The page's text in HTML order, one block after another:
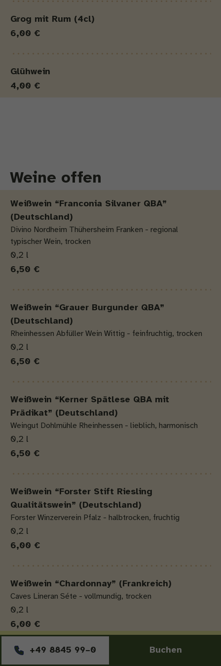
+49 8845 99–0 Buchen
Grog mit Rum (4cl)
6,00 €
Glühwein
4,00 €
Weine offen
Produkt
Menge
Preis
Weißwein “Franconia Silvaner QBA”
(Deutschland)
Divino Nordheim Thühersheim Franken - regional
typischer Wein, trocken
0,2 l
6,50 €
Weißwein “Grauer Burgunder QBA”
(Deutschland)
Rheinhessen Abfüller Wein Wittig - feinfruchtig, trocken
0,2 l
6,50 €
Weißwein “Kerner Spätlese QBA mit
Prädikat” (Deutschland)
Weingut Dohlmühle Rheinhessen - lieblich, harmonisch
0,2 l
6,50 €
Weißwein “Forster Stift Riesling
Qualitätswein” (Deutschland)
Forster Winzerverein Pfalz - halbtrocken, fruchtig
0,2 l
6,00 €
Weißwein “Chardonnay” (Frankreich)
Caves Lineran Séte - vollmundig, trocken
0,2 l
6,00 €
Weißwein “Pinot Grigio DOP” (Italien)